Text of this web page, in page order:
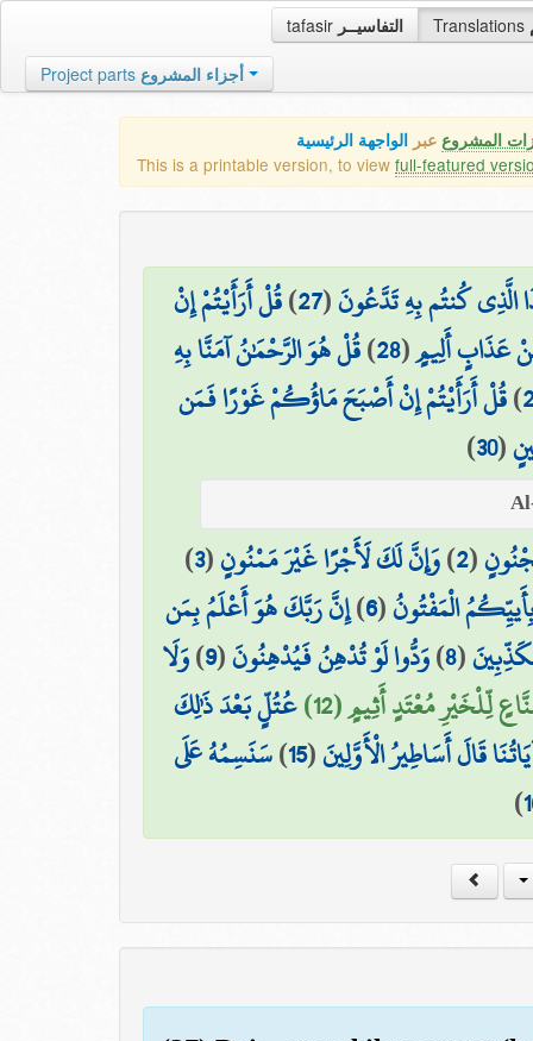
tafasir التفاسيــر Translations
Project parts أجزاء المشروع
المشروع عبر الواجهة الرئيسية
This is a printable version, to view full-featured
الَّذِي كُنتُم بِهِ تَدَّعُونَ(
27
)قُلْ أَرَأَيْتُمْ إِنْ
عَذَابٍ أَلِيمٍ(
28
)قُلْ هُوَ الرَّحْمَٰنُ آمَنَّا بِهِ
)قُلْ أَرَأَيْتُمْ إِنْ أَصْبَحَ مَاؤُكُمْ غَوْرًا فَمَن
(
30
)
(
2
)وَإِنَّ لَكَ لَأَجْرًا غَيْرَ مَمْنُونٍ(
3
)
الْمَفْتُونُ(
6
)إِنَّ رَبَّكَ هُوَ أَعْلَمُ بِمَن
(
8
)وَدُّوا لَوْ تُدْهِنُ فَيُدْهِنُونَ(
9
)وَلَا
لِّلْخَيْرِ مُعْتَدٍ أَثِيمٍ (12)
عُتُلٍّ بَعْدَ ذَٰلِكَ
قَالَ أَسَاطِيرُ الْأَوَّلِينَ(
15
)سَنَسِمُهُ عَلَى
)